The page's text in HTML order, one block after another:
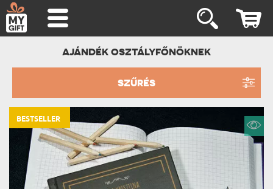
AJÁNDÉK OSZTÁLYFŐNÖKNEK
SZŰRÉS
BESTSELLER